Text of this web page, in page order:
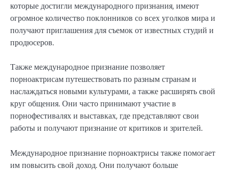
которые достигли международного признания, имеют
огромное количество поклонников со всех уголков мира и
получают приглашения для съемок от известных студий и
продюсеров.
Также международное признание позволяет
порноактрисам путешествовать по разным странам и
наслаждаться новыми культурами, а также расширять свой
круг общения. Они часто принимают участие в
порнофестивалях и выставках, где представляют свои
работы и получают признание от критиков и зрителей.
Международное признание порноактрисы также помогает
им повысить свой доход. Они получают больше